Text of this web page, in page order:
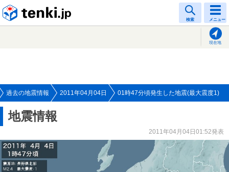
検索 メニュー
現在地
過去の地震情報 2011年04月04日 01時47分頃発生した地震(最大震度1)
地震情報
2011年04月04日01:52発表